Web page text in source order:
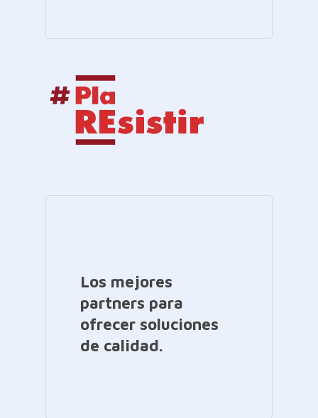
Los mejores
partners para
ofrecer soluciones
de calidad.